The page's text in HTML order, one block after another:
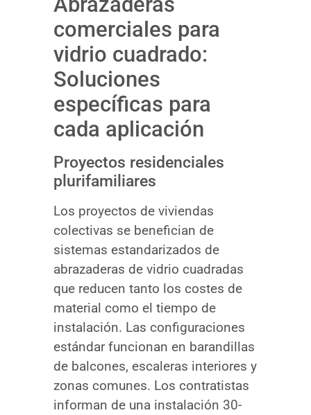
comerciales para
vidrio cuadrado:
Soluciones
específicas para
cada aplicación
Proyectos residenciales
plurifamiliares
Los proyectos de viviendas
colectivas se benefician de
sistemas estandarizados de
abrazaderas de vidrio cuadradas
que reducen tanto los costes de
material como el tiempo de
instalación. Las configuraciones
estándar funcionan en barandillas
de balcones, escaleras interiores y
zonas comunes. Los contratistas
informan de una instalación 30-